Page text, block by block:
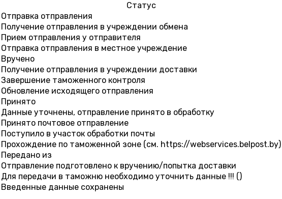
Статус
Отправка отправления
Получение отправления в учреждении обмена
Прием отправления у отправителя
Отправка отправления в местное учреждение
Вручено
Получение отправления в учреждении доставки
Завершение таможенного контроля
Обновление исходящего отправления
Принято
Данные уточнены, отправление принято в обработку
Принято почтовое отправление
Поступило в участок обработки почты
Прохождение по таможенной зоне (см. https://webservices.belpost.by)
Передано из
Отправление подготовлено к вручению/попытка доставки
Для передачи в таможню необходимо уточнить данные !!! ()
Введенные данные сохранены